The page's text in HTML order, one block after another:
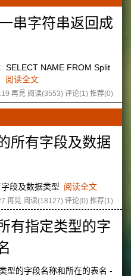
串字符串返回成
SELECT NAME FROM Split
阅读全文
再見 阅读(3553) 评论(1) 推荐(0)
所有字段及数据
段及数据类型 阅读全文
再見 阅读(18127) 评论(0) 推荐(1)
有指定类型的字
型的字段名称和所在的表名 -